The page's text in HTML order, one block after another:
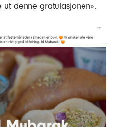
ut denne gratulasjonen».